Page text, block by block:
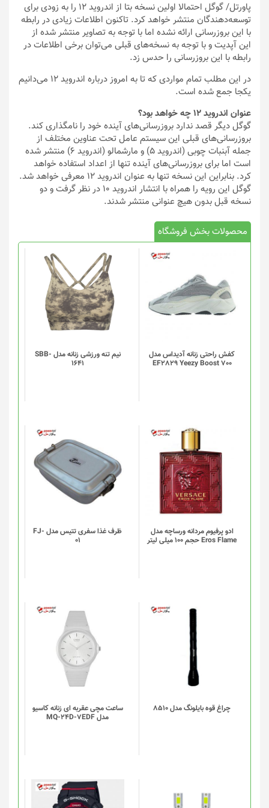
پاورتل
/ گوگل احتمالا اولین نسخه بتا از اندروید 12 را به زودی برای
توسعه‌دهندگان منتشر خواهد کرد. تاکنون اطلاعات زیادی در رابطه
با این بروزرسانی ارائه نشده اما با توجه به تصاویر منتشر شده از
این آپدیت و با توجه به نسخه‌های قبلی می‌توان برخی اطلاعات در
رابطه با این بروزرسانی را حدس زد.
در این مطلب تمام مواردی که تا به امروز درباره اندروید 12 می‌دانیم
یکجا جمع شده است.
عنوان اندروید 12 چه خواهد بود؟
گوگل دیگر قصد ندارد بروزرسانی‌‎های آینده خود را نامگذاری کند.
بروزرسانی‌های قبلی این سیستم عامل تحت عناوین مختلف از
جمله آبنبات چوبی (اندروید ۵) و مارشمالو (اندروید ۶) منتشر شده
است اما برای بروزرسانی‌های آینده تنها از اعداد استفاده خواهد
کرد. بنابراین این نسخه تنها به عنوان اندروید 12 معرفی خواهد شد.
گوگل این رویه را همراه با انتشار اندروید ۱۰ در نظر گرفت و دو
نسخه قبل بدون هیچ عنوانی منتشر شدند.
محصولات بخش فروشگاه
کفش راحتی زنانه آدیداس مدل
EF2829 Yeezy Boost 700
نیم تنه ورزشی زنانه مدل SBB-
1641
این
محصول
دارای
انواع
مختلفی
می
گزینه
ها
محصول
انتخاب
شوند
ادو پرفیوم مردانه ورساچه مدل
Eros Flame حجم 100 میلی لیتر
ظرف غذا سفری تتیس مدل FJ-
01
چراغ قوه بایلونگ مدل 8510
ساعت مچی عقربه ای زنانه کاسیو
مدل MQ-24D-7EDF